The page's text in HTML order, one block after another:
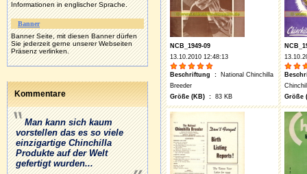
Informationen in englischer Sprache.
Banner
Banner Seite, mit diesen Banner dürfen
Sie jederzeit gerne unserer Webseiten
Präsenz verlinken.
Kommentare
Man kann sich kaum
vorstellen das es so viele
einzigartige Chinchilla
Produkte auf der Welt
gefertigt wurden...
NCB_1949-09
13.10.2010 12:48:13
Beschriftung : National Chinchilla
Breeder
Größe (KB) : 83 KB